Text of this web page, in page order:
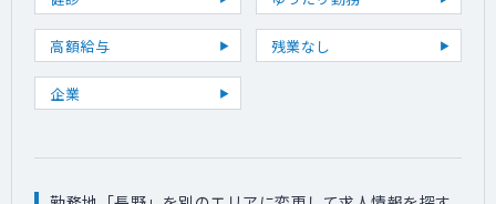
高額給与 残業なし
企業